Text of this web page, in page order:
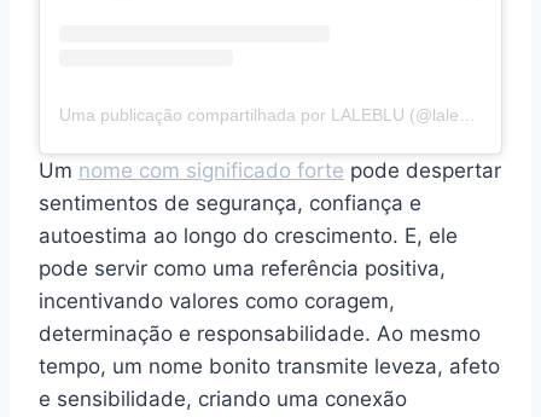
Um nome com significado forte pode despertar
sentimentos de segurança, confiança e
autoestima ao longo do crescimento. E, ele
pode servir como uma referência positiva,
incentivando valores como coragem,
determinação e responsabilidade. Ao mesmo
tempo, um nome bonito transmite leveza, afeto
e sensibilidade, criando uma conexão